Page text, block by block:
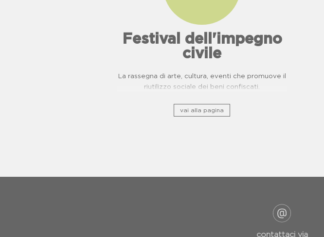
Festival dell'impegno
civile
La rassegna di arte, cultura, eventi che promuove il
riutilizzo sociale dei beni confiscati.
vai alla pagina
contattaci via